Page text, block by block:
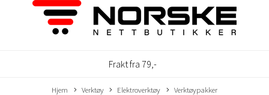
Frakt fra 79,-
Hjem Verktøy Elektroverktøy Verktøypakker